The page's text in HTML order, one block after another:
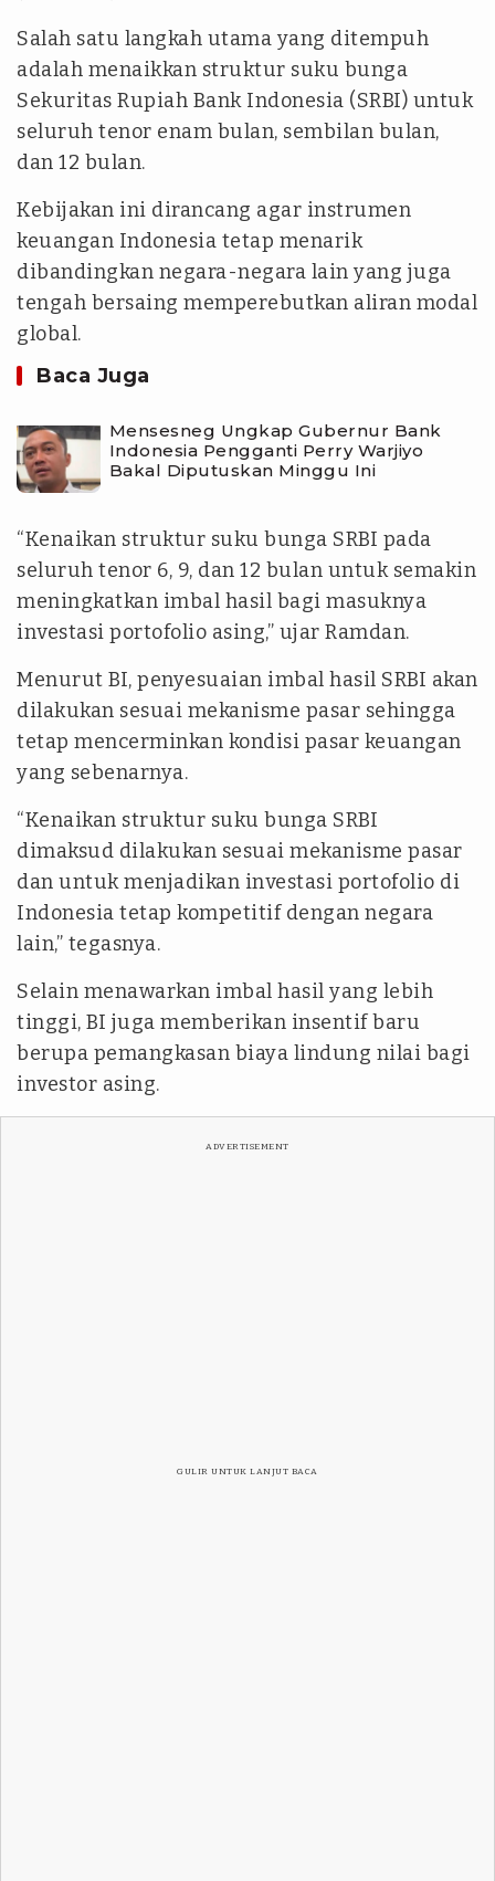
Salah satu langkah utama yang ditempuh
adalah menaikkan struktur suku bunga
Sekuritas Rupiah Bank Indonesia (SRBI) untuk
seluruh tenor enam bulan, sembilan bulan,
dan 12 bulan.
Kebijakan ini dirancang agar instrumen
keuangan Indonesia tetap menarik
dibandingkan negara-negara lain yang juga
tengah bersaing memperebutkan aliran modal
global.
Baca Juga
Mensesneg Ungkap Gubernur Bank
Indonesia Pengganti Perry Warjiyo
Bakal Diputuskan Minggu Ini
“Kenaikan struktur suku bunga SRBI pada
seluruh tenor 6, 9, dan 12 bulan untuk semakin
meningkatkan imbal hasil bagi masuknya
investasi portofolio asing,” ujar Ramdan.
Menurut BI, penyesuaian imbal hasil SRBI akan
dilakukan sesuai mekanisme pasar sehingga
tetap mencerminkan kondisi pasar keuangan
yang sebenarnya.
“Kenaikan struktur suku bunga SRBI
dimaksud dilakukan sesuai mekanisme pasar
dan untuk menjadikan investasi portofolio di
Indonesia tetap kompetitif dengan negara
lain,” tegasnya.
Selain menawarkan imbal hasil yang lebih
tinggi, BI juga memberikan insentif baru
berupa pemangkasan biaya lindung nilai bagi
investor asing.
ADVERTISEMENT
GULIR UNTUK LANJUT BACA